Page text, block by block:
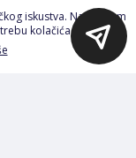
iskustva. Nastavkom
kolačića.